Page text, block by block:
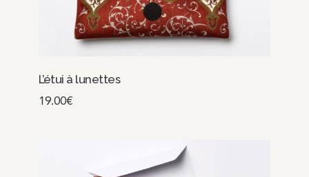
L’étui à lunettes
19.00€